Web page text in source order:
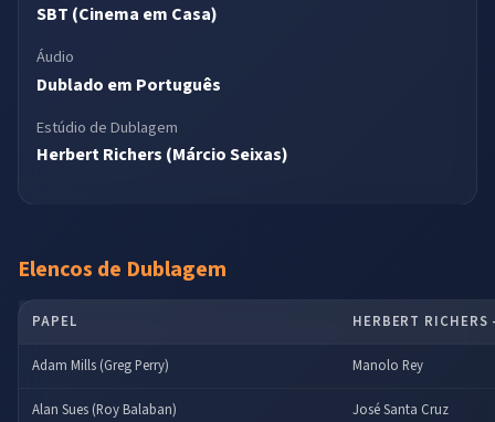
SBT (Cinema em Casa)
Áudio
Dublado em Português
Estúdio de Dublagem
Herbert Richers (Márcio Seixas)
Elencos de Dublagem
PAPEL HERBERT
Adam Mills (Greg Perry) Manolo Rey
Alan Sues (Roy Balaban) José Santa Cruz